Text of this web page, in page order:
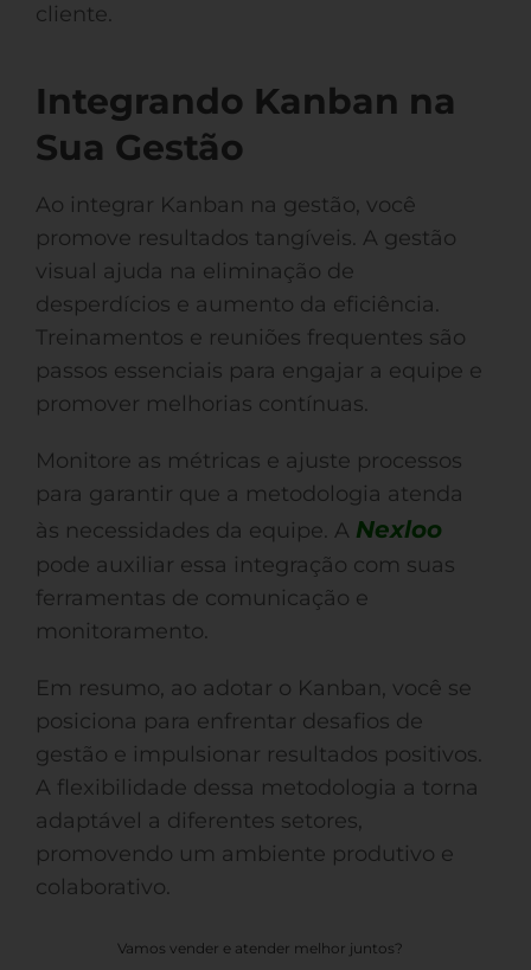
cliente.
Integrando Kanban na
Sua Gestão
Ao integrar Kanban na gestão, você
promove resultados tangíveis. A gestão
visual ajuda na eliminação de
desperdícios e aumento da eficiência.
Treinamentos e reuniões frequentes são
passos essenciais para engajar a equipe e
promover melhorias contínuas.
Monitore as métricas e ajuste processos
para garantir que a metodologia atenda
às necessidades da equipe. A Nexloo
pode auxiliar essa integração com suas
ferramentas de comunicação e
monitoramento.
Em resumo, ao adotar o Kanban, você se
posiciona para enfrentar desafios de
gestão e impulsionar resultados positivos.
A flexibilidade dessa metodologia a torna
adaptável a diferentes setores,
promovendo um ambiente produtivo e
colaborativo.
Vamos vender e atender melhor juntos?